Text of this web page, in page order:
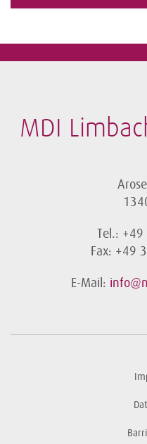
MDI
Tel.:
Fax: +49
E-Mail: